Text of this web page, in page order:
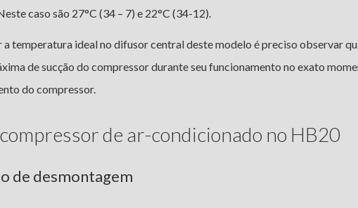
caso são 27°C (34 – 7) e 22°C (34-12).
a temperatura ideal no difusor central deste modelo é preciso observar
de sucção do compressor durante seu funcionamento no exato
do compressor.
de ar-condicionado no HB20
de desmontagem